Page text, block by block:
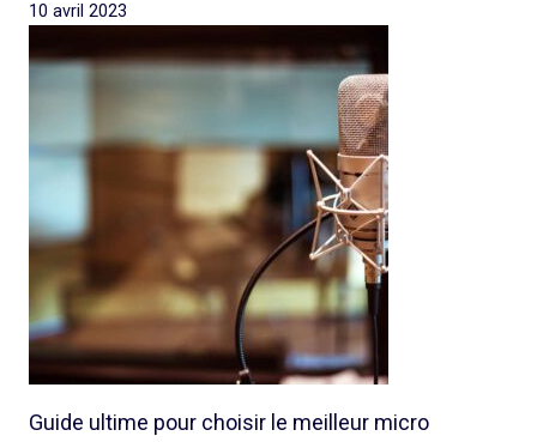
10 avril 2023
Guide ultime pour choisir le meilleur micro